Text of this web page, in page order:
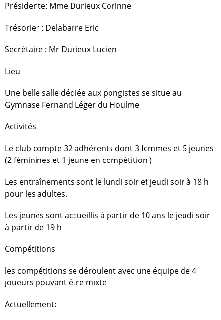
Présidente: Mme Durieux Corinne
Trésorier : Delabarre Eric
Secrétaire : Mr Durieux Lucien
Lieu
Une belle salle dédiée aux pongistes se situe au
Gymnase Fernand Léger du Houlme
Activités
Le club compte 32 adhérents dont 3 femmes et 5 jeunes
(2 féminines et 1 jeune en compétition )
Les entraînements sont le lundi soir et jeudi soir à 18 h
pour les adultes.
Les jeunes sont accueillis à partir de 10 ans le jeudi soir
à partir de 19 h
Compétitions
les compétitions se déroulent avec une équipe de 4
joueurs pouvant être mixte
Actuellement: